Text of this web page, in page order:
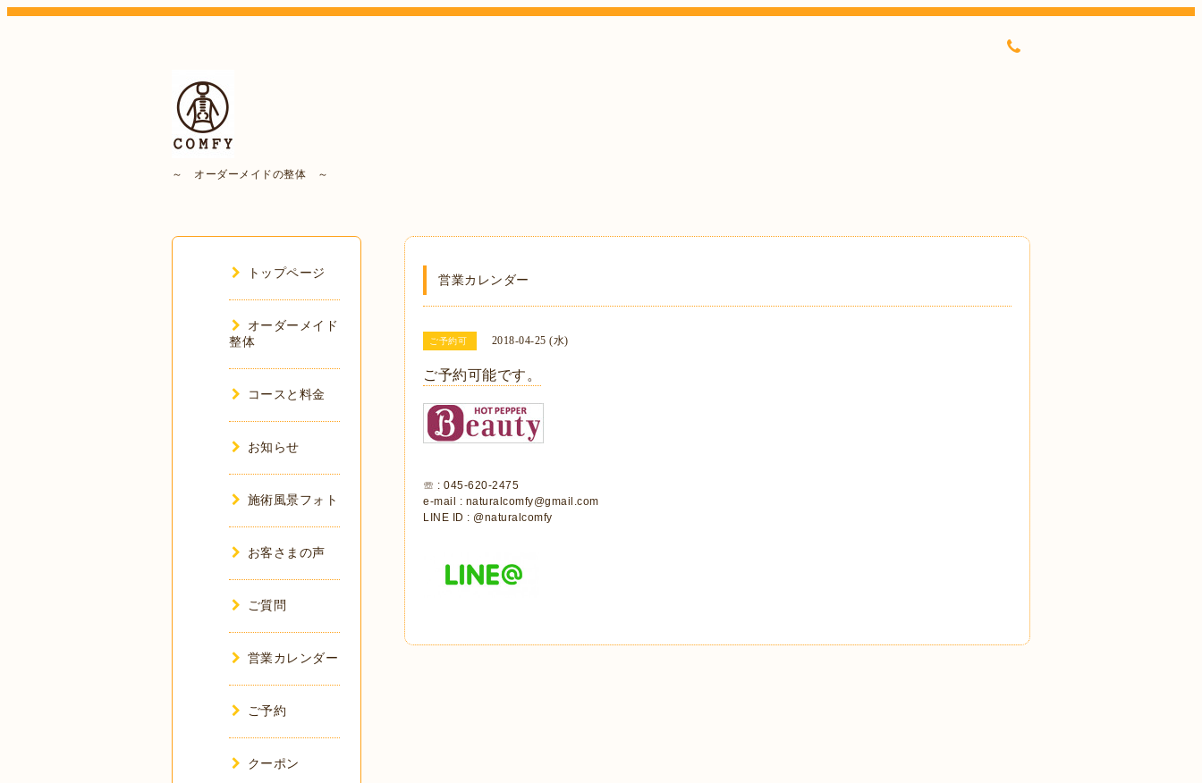
～ オーダーメイドの整体 ～
営業カレンダー
ご予約可 2018-04-25 (水)
ご予約可能です。
☏ : 045-620-2475
e-mail : naturalcomfy@gmail.com
LINE ID : @naturalcomfy
トップページ
オーダーメイド
整体
コースと料金
お知らせ
施術風景フォト
お客さまの声
ご質問
営業カレンダー
ご予約
クーポン